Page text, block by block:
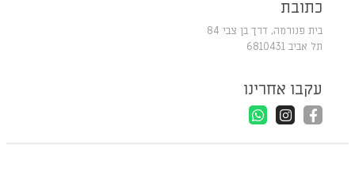
כתובת
בית פנורמה, דרך בן צבי 84
תל אביב 6810431
עקבו אחרינו